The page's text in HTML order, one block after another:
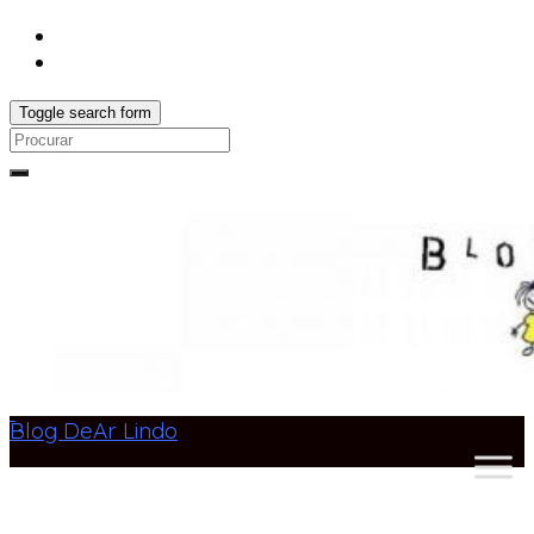
Toggle search form
Search
Blog DeAr Lindo